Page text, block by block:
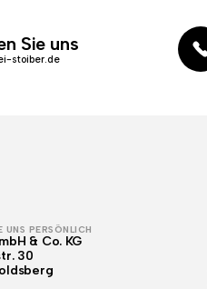
Sie uns
stoiber.de
UNS PERSÖNLICH
& Co. KG
30